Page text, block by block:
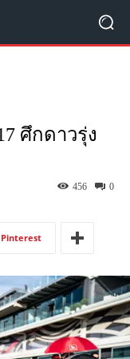
ศึกดาวรุ่ง
0
456
Pinterest